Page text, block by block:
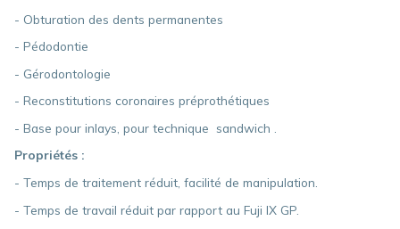
- Obturation des dents permanentes
- Pédodontie
- Gérodontologie
- Reconstitutions coronaires préprothétiques
- Base pour inlays, pour technique sandwich .
Propriétés :
- Temps de traitement réduit, facilité de manipulation.
- Temps de travail réduit par rapport au Fuji IX GP.